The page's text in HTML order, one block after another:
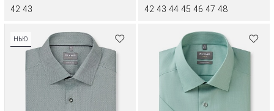
42 43 42 43 44 45 46 47 48
НЬЮ